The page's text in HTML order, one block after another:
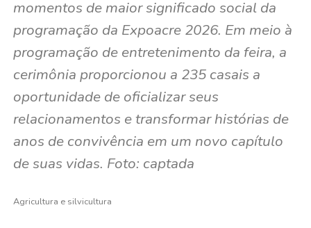
momentos de maior significado social da
programação da Expoacre 2026. Em meio à
programação de entretenimento da feira, a
cerimônia proporcionou a 235 casais a
oportunidade de oficializar seus
relacionamentos e transformar histórias de
anos de convivência em um novo capítulo
de suas vidas. Foto: captada
Agricultura e silvicultura